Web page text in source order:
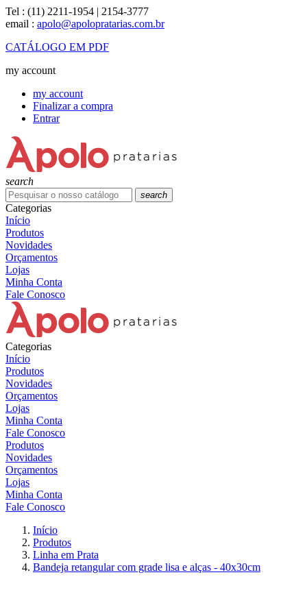
Tel : (11) 2211-1954 | 2154-3777
email : apolo@apolopratarias.com.br
CATÁLOGO EM PDF
my account
my account
Finalizar a compra
Entrar
search
search
Categorias
Início
Produtos
Novidades
Orçamentos
Lojas
Minha Conta
Fale Conosco
Categorias
Início
Produtos
Novidades
Orçamentos
Lojas
Minha Conta
Fale Conosco
Produtos
Novidades
Orçamentos
Lojas
Minha Conta
Fale Conosco
Início
Produtos
Linha em Prata
Bandeja retangular com grade lisa e alças - 40x30cm